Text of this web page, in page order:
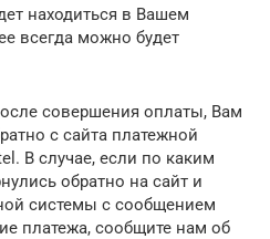
находиться в Вашем
всегда можно будет
совершения оплаты, Вам
с сайта платежной
В случае, если по каким
обратно на сайт и
системы с сообщением
платежа, сообщите нам об